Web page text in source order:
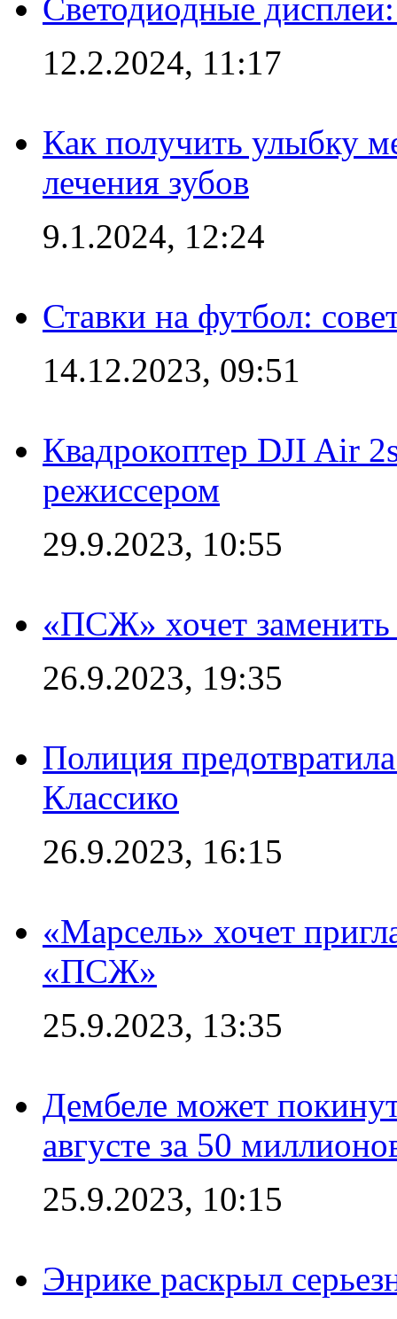
Светодиодные
12.2.2024, 11:17
Как получить улыбку
лечения зубов
9.1.2024, 12:24
Ставки на футбол:
14.12.2023, 09:51
Квадрокоптер DJI Air
режиссером
29.9.2023, 10:55
«ПСЖ» хочет
26.9.2023, 19:35
Полиция
Классико
26.9.2023, 16:15
«Марсель» хочет
«ПСЖ»
25.9.2023, 13:35
Дембеле может
августе за 50
25.9.2023, 10:15
Энрике раскрыл